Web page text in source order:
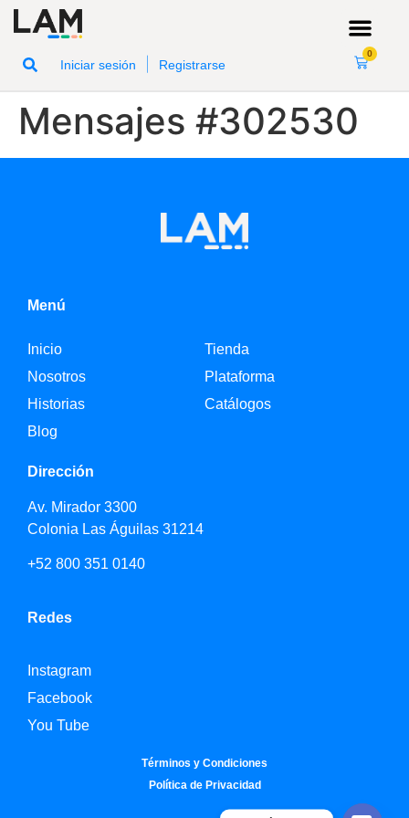
Iniciar sesión Registrarse
0
Mensajes #302530
Menú
Inicio
Nosotros
Historias
Blog
Tienda
Plataforma
Catálogos
Dirección
Av. Mirador 3300
Colonia Las Águilas 31214
+52 800 351 0140
Redes
Instagram
Facebook
You Tube
Términos y Condiciones
Política de Privacidad